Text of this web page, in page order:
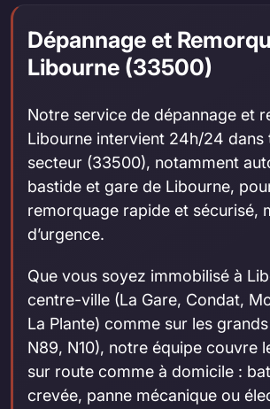
Dépannage et
Libourne (33500)
Notre service de dépannage et
Libourne intervient 24h/24 dans
secteur (33500), notamment
bastide et gare de Libourne,
remorquage rapide et sécurisé,
d’urgence.
Que vous soyez immobilisé à
centre-ville (La Gare, Condat,
La Plante) comme sur les
N89, N10), notre équipe couvre
sur route comme à domicile :
crevée, panne mécanique ou